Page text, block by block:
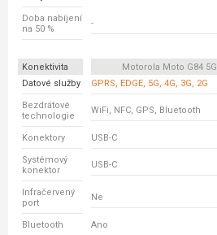
Doba nabíjení
na 50 %
-
Konektivita Motorola Moto G84 5G
Datové služby
GPRS, EDGE, 5G, 4G, 3G, 2G
Bezdrátové
technologie
WiFi, NFC, GPS, Bluetooth
Konektory USB-C
Systémový
konektor
USB-C
Infračervený
port
Ne
Bluetooth Ano